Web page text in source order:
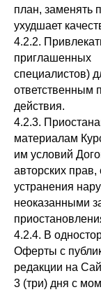
план, заменять
ухудшает
4.2.2.
приглашенных
специалистов)
ответственным
действия.
4.2.3.
материалам
им условий
авторских
устранения
неоказанными
4.2.4. В
Оферты с
редакции на
3 (три) дня с